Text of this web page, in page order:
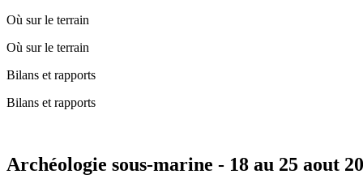
Où sur le terrain
Où sur le terrain
Bilans et rapports
Bilans et rapports
Archéologie sous-marine - 18 au 25 aout